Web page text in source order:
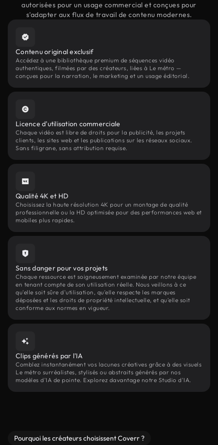
autorisées pour un usage commercial et conçues pour
s'adapter aux flux de travail de contenu modernes.
Contenu original exclusif
Accédez à une bibliothèque premium de séquences vidéo
authentiques, filmées par des créateurs, liées à Le métro —
conçues pour la narration, le marketing et un usage éditorial.
Licence d'utilisation commerciale
Chaque vidéo est libre de droits pour la publicité, les projets
clients, les sites web et les publications sur les réseaux sociaux.
Sans filigrane, sans attribution requise.
Qualité 4K et HD
Choisissez la haute résolution 4K pour un montage de qualité
professionnelle ou la HD optimisée pour des performances web et
mobiles plus rapides.
Sans danger pour vos projets
Chaque ressource est soigneusement examinée par notre équipe
en tenant compte de son utilisation réelle. Nous veillons à ce
qu'elle soit sûre d'utilisation, qu'elle respecte les marques
déposées et les droits de propriété intellectuelle, et qu'elle soit
conforme aux normes en vigueur.
Clips générés par l'IA
Comblez instantanément vos lacunes créatives grâce à des visuels
Le métro surréalistes, stylisés ou abstraits générés par nos
modèles d'IA de pointe. Explorez davantage notre Studio d'IA.
Pourquoi les créateurs choisissent Coverr ?